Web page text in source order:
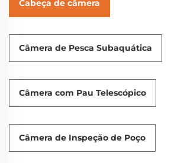
Cabeça de câmera
Câmera de Pesca Subaquática
Câmera com Pau Telescópico
Câmera de Inspeção de Poço